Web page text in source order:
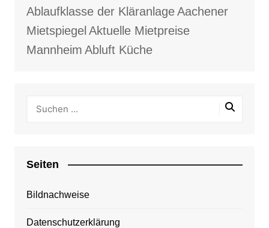
Ablaufklasse der KläranlageAachener
Mietspiegel Aktuelle Mietpreise
Mannheim Abluft Küche
Seiten
Bildnachweise
Datenschutzerklärung